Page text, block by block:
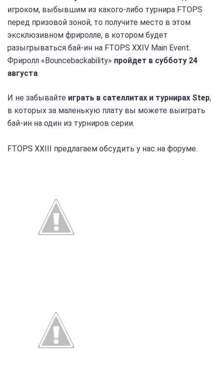
игроком, выбывшим из какого-либо турнира FTOPS
перед призовой зоной, то получите место в этом
эксклюзивном фриролле, в котором будет
разыгрываться бай-ин на FTOPS XXIV Main Event.
Фриролл «Bouncebackability» пройдет в субботу 24
августа.
И не забывайте играть в сателлитах и турнирах Step,
в которых за маленькую плату вы можете выиграть
бай-ин на один из турниров серии.
FTOPS XXIII предлагаем обсудить у нас на форуме.